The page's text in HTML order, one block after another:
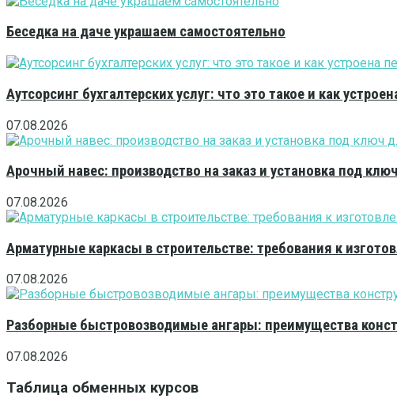
Беседка на даче украшаем самостоятельно
Аутсорсинг бухгалтерских услуг: что это такое и как
07.08.2026
Арочный навес: производство на заказ и установка под
07.08.2026
Арматурные каркасы в строительстве: требования к
07.08.2026
Разборные быстровозводимые ангары: преимущества
07.08.2026
Таблица обменных курсов